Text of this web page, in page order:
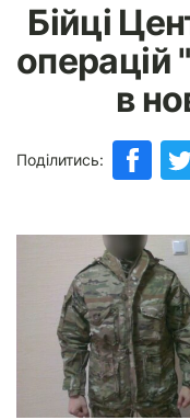
Бійці
операцій
в
Поділитись: